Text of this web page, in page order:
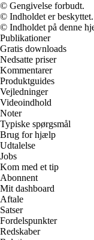
© Gengivelse forbudt.
© Indholdet er
© Indholdet på denne
Publikationer
Gratis downloads
Nedsatte priser
Kommentarer
Produktguides
Vejledninger
Videoindhold
Noter
Typiske spørgsmål
Brug for hjælp
Udtalelse
Jobs
Kom med et tip
Abonnent
Mit dashboard
Aftale
Satser
Fordelspunkter
Redskaber